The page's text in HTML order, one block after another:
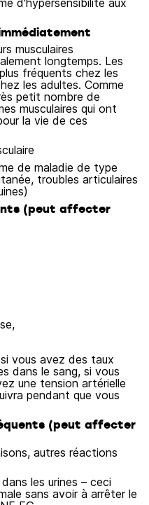
d'hypersensibilité aux
musculaires
longtemps. Les
fréquents chez les
les adultes. Comme
petit nombre de
musculaires qui ont
la vie de ces
de maladie de type
troubles articulaires
(peut affecter
vous avez des taux
dans le sang, si vous
une tension artérielle
pendant que vous
(peut affecter
autres réactions
les urines – ceci
sans avoir à arrêter le